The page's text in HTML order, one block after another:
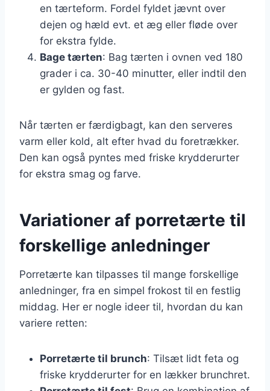
en tærteform. Fordel fyldet jævnt over
dejen og hæld evt. et æg eller fløde over
for ekstra fylde.
Bage tærten: Bag tærten i ovnen ved 180
grader i ca. 30-40 minutter, eller indtil den
er gylden og fast.
Når tærten er færdigbagt, kan den serveres
varm eller kold, alt efter hvad du foretrækker.
Den kan også pyntes med friske krydderurter
for ekstra smag og farve.
Variationer af porretærte til
forskellige anledninger
Porretærte kan tilpasses til mange forskellige
anledninger, fra en simpel frokost til en festlig
middag. Her er nogle ideer til, hvordan du kan
variere retten:
Porretærte til brunch: Tilsæt lidt feta og
friske krydderurter for en lækker brunchret.